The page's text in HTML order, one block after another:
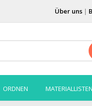
Über uns|
ORDNEN MATERIALLISTEN